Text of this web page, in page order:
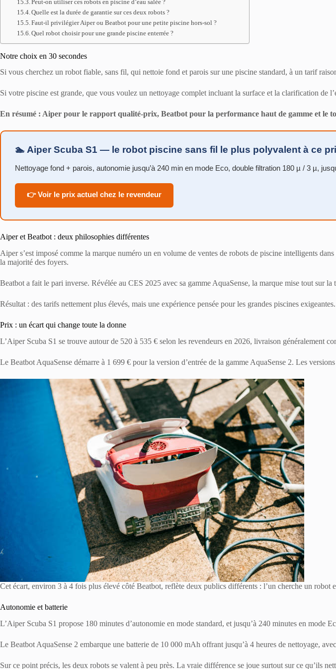
Peut-on utiliser ces robots en piscine d’eau salée ?
Quelle est la durée de garantie sur ces deux robots ?
Faut-il privilégier Aiper ou Beatbot pour une petite piscine hors-sol ?
Quel robot choisir pour une grande piscine enterrée ?
Notre choix en 30 secondes
Si vous cherchez un robot fiable, sans fil, qui nettoie fond et parois sur une piscine standard, à un tarif
Si votre piscine est grande, que vous voulez un nettoyage complet incluant la surface et la clarification de
En résumé : Aiper pour le rapport qualité-prix, Beatbot pour la performance haut de gamme et le
🏊 Aiper Scuba S1 — le robot piscine sans fil le plus polyvalent à ce
Nettoyage fond + parois, autonomie jusqu’à 240 min en mode Eco, double filtration 180 µ / 3 µ,
👉 Voir le prix actuel chez le revendeur
Aiper et Beatbot : deux philosophies différentes
Aiper s’est imposé comme la marque numéro un en volume de ventes de robots de piscine intelligents
la majorité des foyers.
Beatbot a fait le pari inverse. Révélée au CES 2025 avec sa gamme AquaSense, la marque mise tout sur
Résultat : des tarifs nettement plus élevés, mais une expérience pensée pour les grandes piscines
Prix : un écart qui change toute la donne
L’Aiper Scuba S1 se trouve autour de 520 à 535 € selon les revendeurs en 2026, livraison généralement
Le Beatbot AquaSense démarre à 1 699 € pour la version d’entrée de la gamme AquaSense 2. Les
Cet écart, environ 3 à 4 fois plus élevé côté Beatbot, reflète deux publics différents : l’un cherche un robot
Autonomie et batterie
L’Aiper Scuba S1 propose 180 minutes d’autonomie en mode standard, et jusqu’à 240 minutes en
Le Beatbot AquaSense 2 embarque une batterie de 10 000 mAh offrant jusqu’à 4 heures de nettoyage,
Sur ce point précis, les deux robots se valent à peu près. La vraie différence se joue surtout sur ce qu’ils